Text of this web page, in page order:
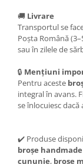
🚚 Livrare
Transportul se
Poșta Română
sau în zilele de
🔒 Mențiuni
Pentru aceste
integral în avans.
se înlocuiesc
✔️ Produse
broșe
cununie, broșe